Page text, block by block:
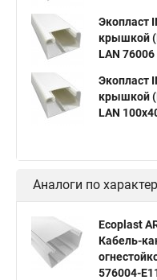
Экопласт
крышкой
LAN 76006
Экопласт
крышкой
LAN
Аналоги по
Ecoplast
Кабель-
576004-